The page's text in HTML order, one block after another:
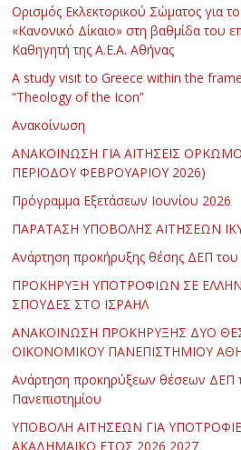
Ορισμός Εκλεκτορικού Σώματος για
«Κανονικό Δίκαιο» στη βαθμίδα του
Καθηγητή της Α.Ε.Α. Αθήνας
Α study visit to Greece within the
“Theology of the Icon”
Ανακοίνωση
ΑΝΑΚΟΙΝΩΣΗ ΓΙΑ ΑΙΤΗΣΕΙΣ
ΠΕΡΙΟΔΟΥ ΦΕΒΡΟΥΑΡΙΟΥ 2026)
Πρόγραμμα Εξετάσεων Ιουνίου 2026
ΠΑΡΑΤΑΣΗ ΥΠΟΒΟΛΗΣ ΑΙΤΗΣΕΩΝ
Ανάρτηση προκήρυξης θέσης ΔΕΠ του
ΠΡΟΚΗΡΥΞΗ ΥΠΟΤΡΟΦΙΩΝ ΣΕ
ΣΠΟΥΔΕΣ ΣΤΟ ΙΣΡΑΗΛ
ΑΝΑΚΟΙΝΩΣΗ ΠΡΟΚΗΡΥΞΗΣ ΔΥΟ
ΟΙΚΟΝΟΜΙΚΟΥ ΠΑΝΕΠΙΣΤΗΜΙΟΥ
Ανάρτηση προκηρύξεων θέσεων ΔΕΠ
Πανεπιστημίου
ΥΠΟΒΟΛΗ ΑΙΤΗΣΕΩΝ ΓΙΑ
ΑΚΑΔΗΜΑΪΚΟ ΕΤΟΣ 2026 2027